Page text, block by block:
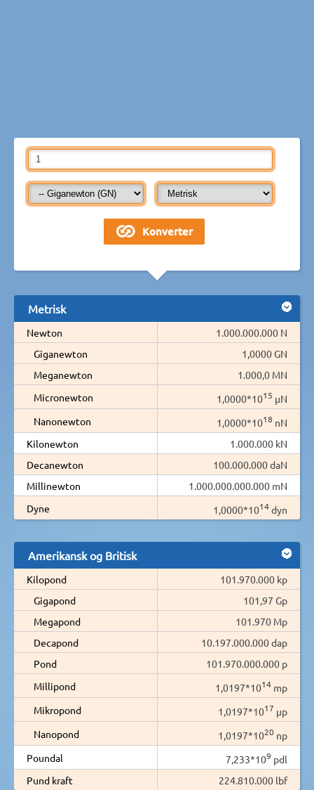
Metrisk
Newton
1.000.000.000 N
Giganewton
1,0000 GN
Meganewton
1.000,0 MN
Micronewton
1,0000*1015 µN
Nanonewton
1,0000*1018 nN
Kilonewton
1.000.000 kN
Decanewton
100.000.000 daN
Millinewton
1.000.000.000.000 mN
Dyne
1,0000*1014dyn
Amerikansk og Britisk
Kilopond
101.970.000 kp
Gigapond
101,97 Gp
Megapond
101.970 Mp
Decapond
10.197.000.000 dap
Pond
101.970.000.000 p
Millipond
1,0197*1014 mp
Mikropond
1,0197*1017 µp
Nanopond
1,0197*1020 np
Poundal
7,233*109 pdl
Pund kraft
224.810.000 lbf